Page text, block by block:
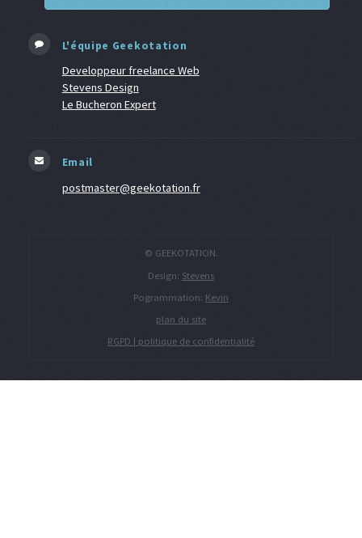
L'équipe Geekotation
Developpeur freelance Web
Stevens Design
Le Bucheron Expert
Email
postmaster@geekotation.fr
© GEEKOTATION.
Design: Stevens
Pogrammation: Kevin
plan du site
RGPD | politique de confidentialité